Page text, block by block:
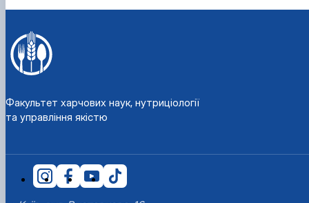
Факультет харчових наук, нутриціології
та управління якістю